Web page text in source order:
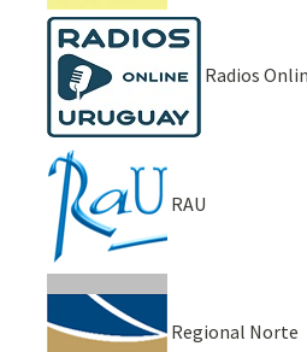
Radios
RAU
Regional Norte